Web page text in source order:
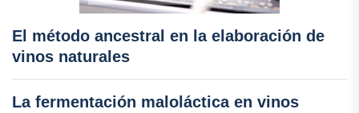
El método ancestral en la elaboración de
vinos naturales
La fermentación maloláctica en vinos